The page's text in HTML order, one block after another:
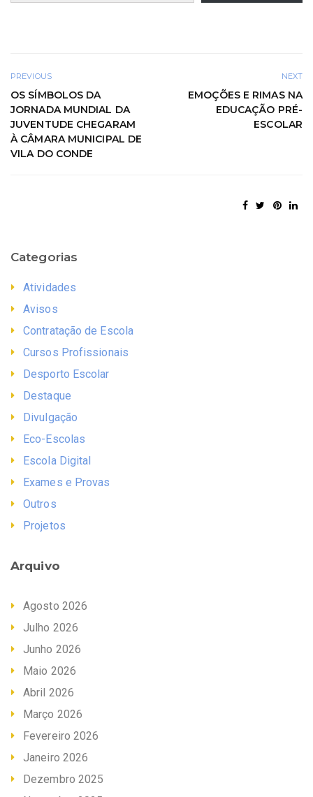
PREVIOUS
OS SÍMBOLOS DA
JORNADA MUNDIAL DA
JUVENTUDE CHEGARAM
À CÂMARA MUNICIPAL DE
VILA DO CONDE
NEXT
EMOÇÕES E RIMAS NA
EDUCAÇÃO PRÉ-
ESCOLAR
Categorias
Atividades
Avisos
Contratação de Escola
Cursos Profissionais
Desporto Escolar
Destaque
Divulgação
Eco-Escolas
Escola Digital
Exames e Provas
Outros
Projetos
Arquivo
Agosto 2026
Julho 2026
Junho 2026
Maio 2026
Abril 2026
Março 2026
Fevereiro 2026
Janeiro 2026
Dezembro 2025